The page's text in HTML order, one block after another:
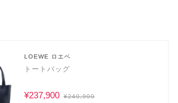
LOEWE ロエベ
トートバッグ
¥237,900 ¥240,900